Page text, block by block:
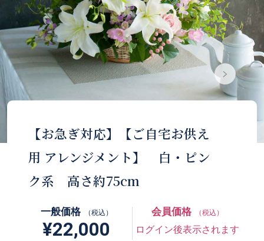
【お急ぎ対応】【ご自宅お供え
用 アレンジメント】 白・ピン
ク系 高さ約75cm
一般価格 （税込）
¥22,000
会員価格 （税込）
ログイン後表示されます